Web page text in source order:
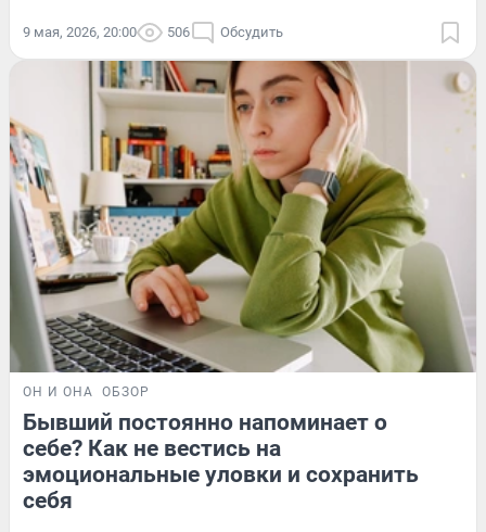
9 мая, 2026, 20:00 506 Обсудить
ОН И ОНА ОБЗОР
Бывший постоянно напоминает о
себе? Как не вестись на
эмоциональные уловки и сохранить
себя